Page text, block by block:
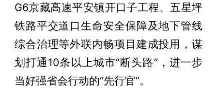
G6京藏高速平安镇开口子工程、五星坪
铁路平交道口生命安全保障及地下管线
综合治理等外联内畅项目建成投用，谋
划打通10条以上城市“断头路”，进一步
当好强省会行动的“先行官”。